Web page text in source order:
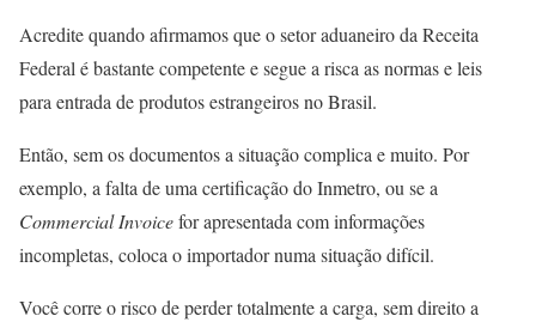
Acredite quando afirmamos que o setor aduaneiro da Receita
Federal é bastante competente e segue a risca as normas e leis
para entrada de produtos estrangeiros no Brasil.
Então, sem os documentos a situação complica e muito. Por
exemplo, a falta de uma certificação do Inmetro, ou se a
Commercial Invoicefor apresentada com informações
incompletas, coloca o importador numa situação difícil.
Você corre o risco de perder totalmente a carga, sem direito a